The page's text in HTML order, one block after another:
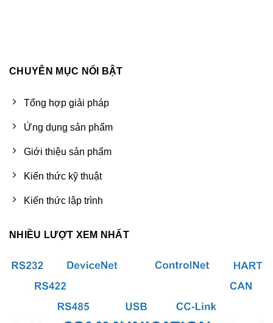
CHUYÊN MỤC NỔI BẬT
Tổng hợp giải pháp
Ứng dụng sản phẩm
Giới thiệu sản phẩm
Kiến thức kỹ thuật
Kiến thức lập trình
NHIỀU LƯỢT XEM NHẤT